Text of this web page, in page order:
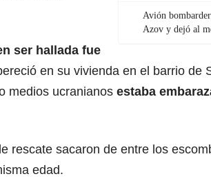
Avión
Azov y dejó al
ser hallada fue
en su vivienda en el barrio de
medios ucranianos estaba
rescate sacaron de entre los
edad.